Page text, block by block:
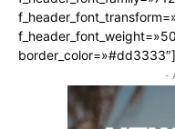
border_color=»#dd3333″]
-